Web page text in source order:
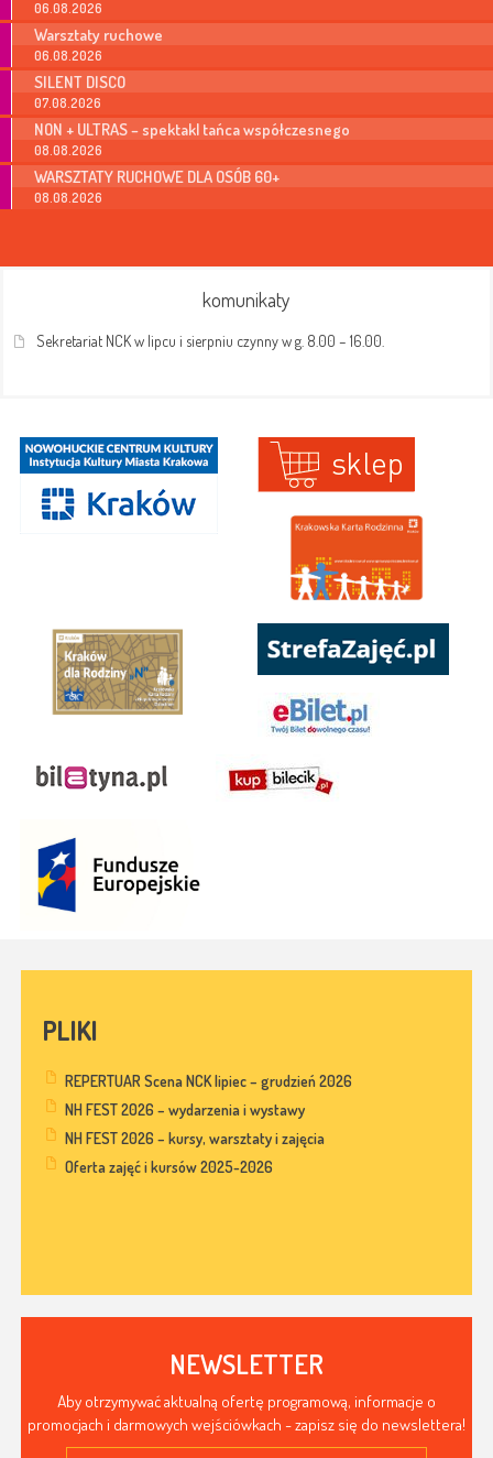
06.08.2026
Warsztaty ruchowe
06.08.2026
SILENT DISCO
07.08.2026
NON + ULTRAS – spektakl tańca współczesnego
08.08.2026
WARSZTATY RUCHOWE DLA OSÓB 60+
08.08.2026
komunikaty
Sekretariat NCK w lipcu i sierpniu czynny w g. 8.00 – 16.00.
PLIKI
REPERTUAR Scena NCK lipiec – grudzień 2026
NH FEST 2026 – wydarzenia i wystawy
NH FEST 2026 – kursy, warsztaty i zajęcia
Oferta zajęć i kursów 2025-2026
NEWSLETTER
Aby otrzymywać aktualną ofertę programową, informacje o
promocjach i darmowych wejściówkach - zapisz się do newslettera!